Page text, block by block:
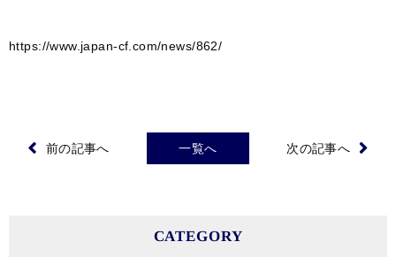
https://www.japan-cf.com/news/862/
前の記事へ 一覧へ 次の記事へ
CATEGORY